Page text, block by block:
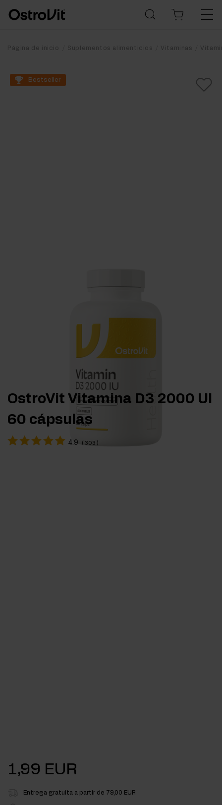
Página de inicio Suplementos alimenticios Vitaminas
Bestseller
OstroVit Vitamina D3 2000 UI
60 cápsulas
4.9 ( 303 )
1,99 EUR
Entrega gratuita a partir de 79,00 EUR